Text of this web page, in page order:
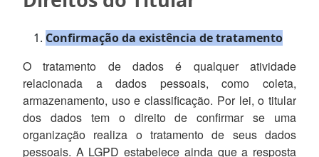
Confirmação da existência de tratamento
O tratamento de dados é qualquer atividade
relacionada a dados pessoais, como coleta,
armazenamento, uso e classificação. Por lei, o titular
dos dados tem o direito de confirmar se uma
organização realiza o tratamento de seus dados
pessoais. A LGPD estabelece ainda que a resposta